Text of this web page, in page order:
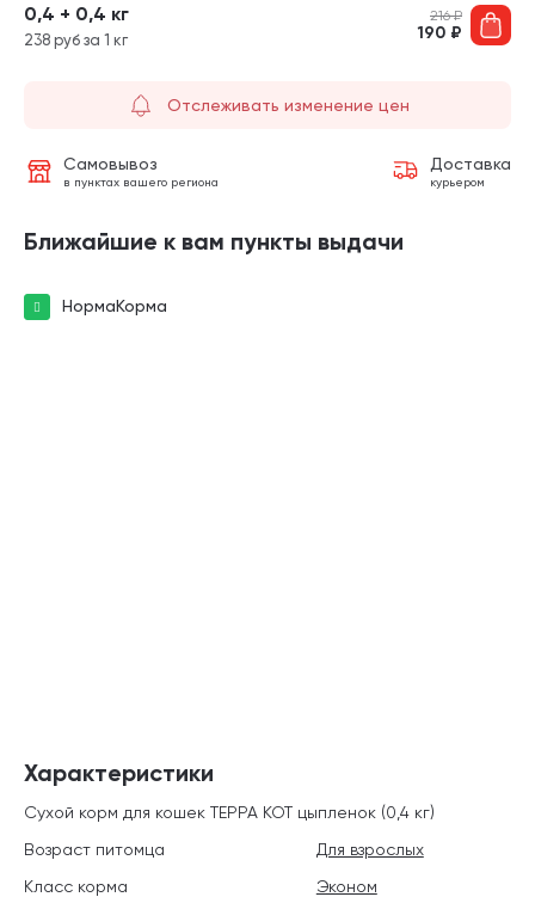
0,4 + 0,4 кг
238 руб за 1 кг
216₽
190 ₽
Отслеживать изменение цен
Самовывоз
в пунктах вашего региона
Доставка
курьером
Ближайшие к вам пункты выдачи
НормаКорма
Характеристики
Сухой корм для кошек ТЕРРА КОТ цыпленок (0,4 кг)
Возраст питомца
Для взрослых
Класс корма
Эконом